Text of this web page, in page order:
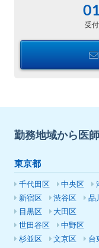
受
勤務地域から医
東京都
千代田区 中央区
新宿区
渋谷区
品
目黒区
大田区
世田谷区
中野区
杉並区
文京区
台